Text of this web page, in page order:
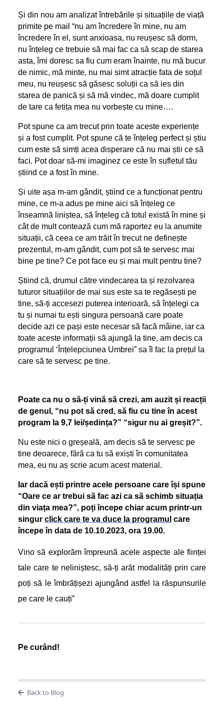
Și din nou am analizat întrebările și situațiile de viață
primite pe mail “nu am încredere în mine, nu am
încredere în el, sunt anxioasa, nu reușesc să dorm,
nu înțeleg ce trebuie să mai fac ca să scap de starea
asta, îmi doresc sa fiu cum eram înainte, nu mă bucur
de nimic, mă minte, nu mai simt atracție fata de soțul
meu, nu reușesc să găsesc soluții ca să ies din
starea de panică și să mă vindec, mă doare cumplit
de tare ca fetița mea nu vorbește cu mine….
Pot spune ca am trecut prin toate aceste experiențe
și a fost cumplit. Pot spune că te înțeleg perfect și știu
cum este să simți acea disperare că nu mai știi ce să
faci. Pot doar să-mi imaginez ce este în sufletul tău
știind ce a fost în mine.
Și uite așa m-am gândit, știind ce a funcționat pentru
mine, ce m-a adus pe mine aici să înțeleg ce
înseamnă liniștea, să înțeleg că totul există în mine și
cât de mult contează cum mă raportez eu la anumite
situații, că ceea ce am trăit în trecut ne definește
prezentul, m-am gândit, cum pot să te servesc mai
bine pe tine? Ce pot face eu și mai mult pentru tine?
Știind că, drumul către vindecarea ta și rezolvarea
tuturor situațiilor de mai sus este sa te regăsești pe
tine, să-ți accesezi puterea interioară, să înțelegi ca
tu și numai tu ești singura persoană care poate
decide azi ce pași este necesar să facă mâine, iar ca
toate aceste informații să ajungă la tine, am decis ca
programul ‘Înțelepciunea Umbrei” sa îl fac la prețul la
care să te servesc pe tine.
Poate ca nu o să-ți vină să crezi, am auzit și reacții
de genul, “nu pot să cred, să fiu cu tine în acest
program la 9,7 lei/ședința?” “sigur nu ai greșit?”.
Nu este nici o greșeală, am decis să te servesc pe
tine deoarece, fără ca tu să exiști în comunitatea
mea, eu nu aș scrie acum acest material.
Iar dacă ești printre acele persoane care își spune
“Oare ce ar trebui să fac azi ca să schimb situația
din viața mea?”, poți începe chiar acum printr-un
singur click care te va duce la programul care
începe în data de 10.10.2023, ora 19.00.
Vino să explorăm împreună acele aspecte ale ființei
tale care te neliniștesc, să-ți arăt modalități prin care
poți să le îmbrățișezi ajungând astfel la răspunsurile
pe care le cauți”
Pe curând!
Back to Blog